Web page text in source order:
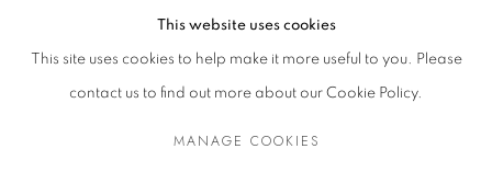
© 2021 GALLERIA D'ARTE MAGGIORE G.A.M.
SITO CREATO DA ARTLOGIC
This website uses cookies
This site uses cookies to help make it more useful to you. Please
contact us to find out more about our Cookie Policy.
MANAGE COOKIES